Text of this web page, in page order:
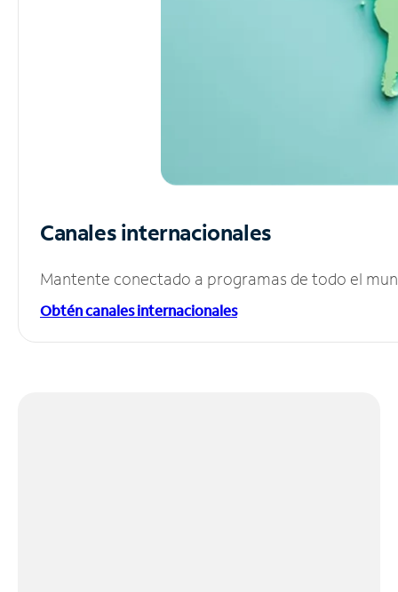
Canales internacionales
Mantente conectado a programas de todo el
Obtén canales internacionales